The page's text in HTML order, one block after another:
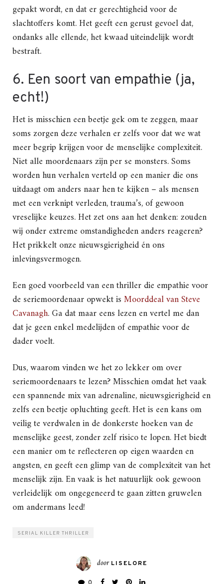
gepakt wordt, en dat er gerechtigheid voor de
slachtoffers komt. Het geeft een gerust gevoel dat,
ondanks alle ellende, het kwaad uiteindelijk wordt
bestraft.
6. Een soort van empathie (ja,
echt!)
Het is misschien een beetje gek om te zeggen, maar
soms zorgen deze verhalen er zelfs voor dat we wat
meer begrip krijgen voor de menselijke complexiteit.
Niet alle moordenaars zijn per se monsters. Soms
worden hun verhalen verteld op een manier die ons
uitdaagt om anders naar hen te kijken – als mensen
met een verknipt verleden, trauma’s, of gewoon
vreselijke keuzes. Het zet ons aan het denken: zouden
wij onder extreme omstandigheden anders reageren?
Het prikkelt onze nieuwsgierigheid én ons
inlevingsvermogen.
Een goed voorbeeld van een thriller die empathie voor
de seriemoordenaar opwekt isMoorddeal van Steve
Cavanagh. Ga dat maar eens lezen en vertel me dan
dat je geen enkel medelijden of empathie voor de
dader voelt.
Dus, waarom vinden we het zo lekker om over
seriemoordenaars te lezen? Misschien omdat het vaak
een spannende mix van adrenaline, nieuwsgierigheid en
zelfs een beetje opluchting geeft. Het is een kans om
veilig te verdwalen in de donkerste hoeken van de
menselijke geest, zonder zelf risico te lopen. Het biedt
een manier om te reflecteren op eigen waarden en
angsten, en geeft een glimp van de complexiteit van het
menselijk zijn. En vaak is het natuurlijk ook gewoon
verleidelijk om ongegeneerd te gaan zitten gruwelen
om andermans leed!
SERIAL KILLER THRILLER
door LISELORE